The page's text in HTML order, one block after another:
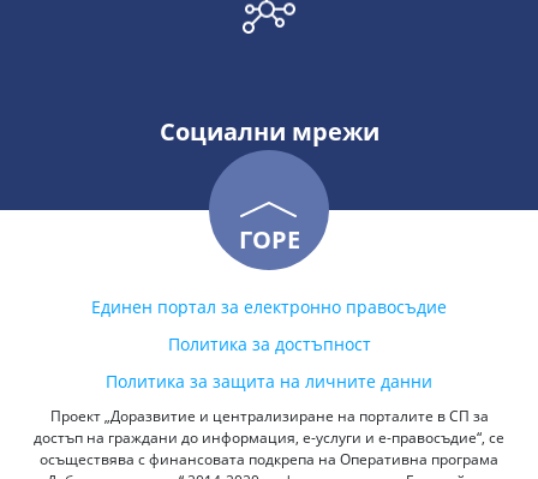
Социални мрежи
ГОРЕ
Единен портал за електронно правосъдие
Политика за достъпност
Политика за защита на личните данни
Проект „Доразвитие и централизиране на порталите в СП за
достъп на граждани до информация, е-услуги и е-правосъдие“, се
осъществява с финансовата подкрепа на Оперативна програма